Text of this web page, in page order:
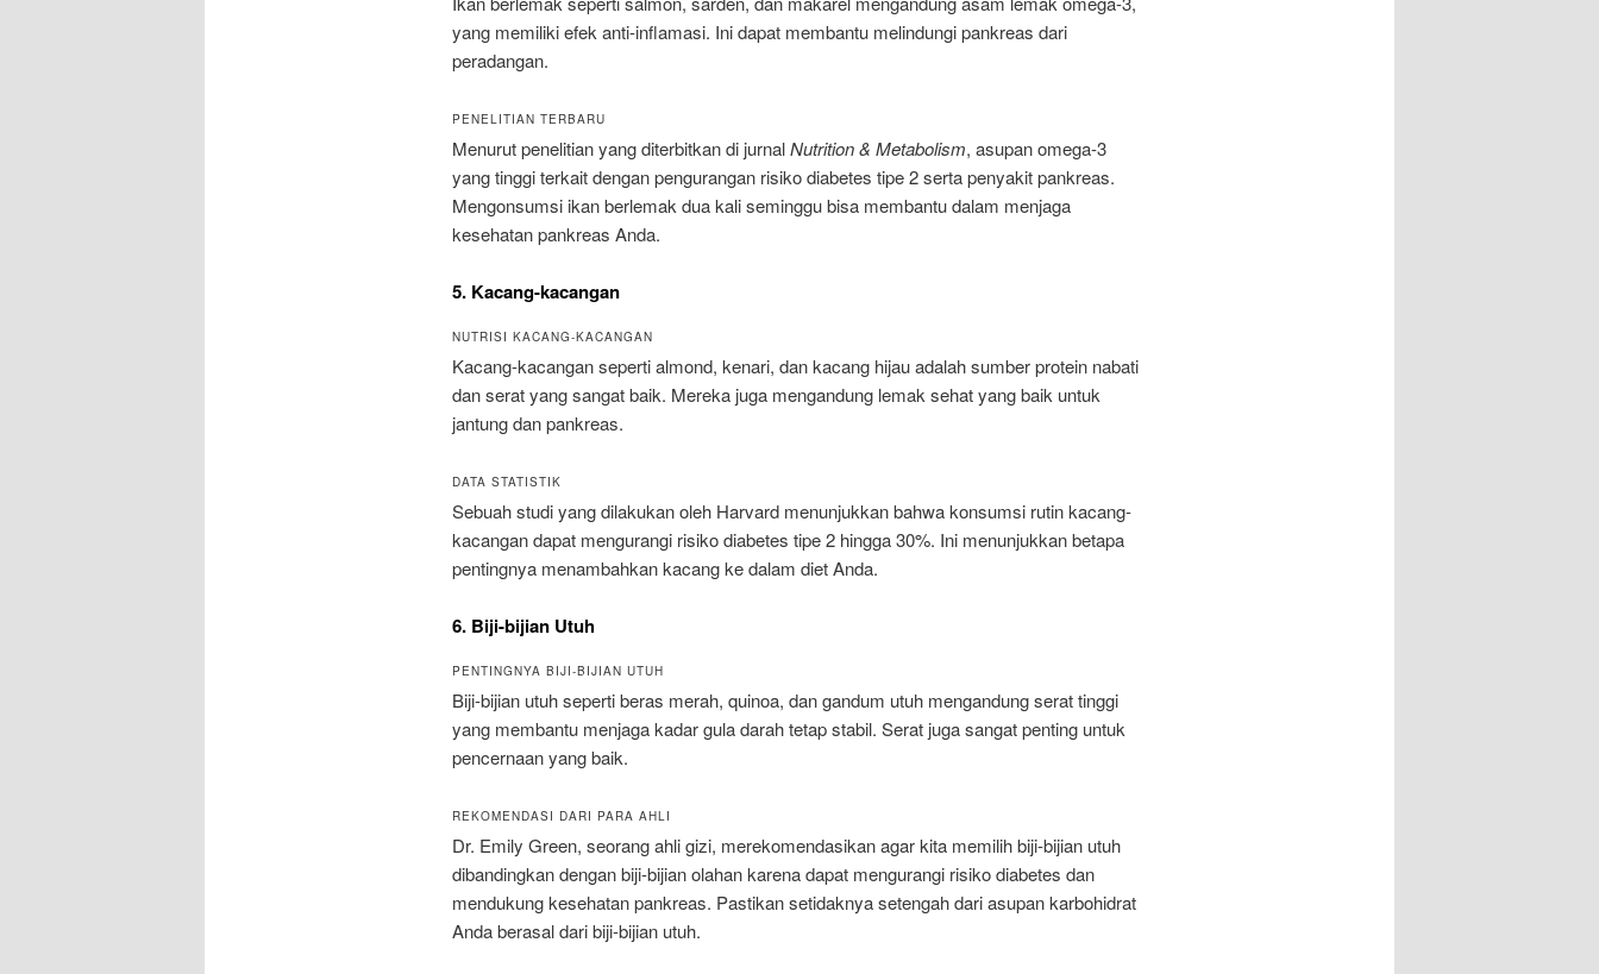
yang memiliki efek anti-inflamasi. Ini dapat membantu melindungi pankreas dari
peradangan.
PENELITIAN TERBARU
Menurut penelitian yang diterbitkan di jurnalNutrition & Metabolism, asupan omega-3
yang tinggi terkait dengan pengurangan risiko diabetes tipe 2 serta penyakit pankreas.
Mengonsumsi ikan berlemak dua kali seminggu bisa membantu dalam menjaga
kesehatan pankreas Anda.
5. Kacang-kacangan
NUTRISI KACANG-KACANGAN
Kacang-kacangan seperti almond, kenari, dan kacang hijau adalah sumber protein nabati
dan serat yang sangat baik. Mereka juga mengandung lemak sehat yang baik untuk
jantung dan pankreas.
DATA STATISTIK
Sebuah studi yang dilakukan oleh Harvard menunjukkan bahwa konsumsi rutin kacang-
kacangan dapat mengurangi risiko diabetes tipe 2 hingga 30%. Ini menunjukkan betapa
pentingnya menambahkan kacang ke dalam diet Anda.
6. Biji-bijian Utuh
PENTINGNYA BIJI-BIJIAN UTUH
Biji-bijian utuh seperti beras merah, quinoa, dan gandum utuh mengandung serat tinggi
yang membantu menjaga kadar gula darah tetap stabil. Serat juga sangat penting untuk
pencernaan yang baik.
REKOMENDASI DARI PARA AHLI
Dr. Emily Green, seorang ahli gizi, merekomendasikan agar kita memilih biji-bijian utuh
dibandingkan dengan biji-bijian olahan karena dapat mengurangi risiko diabetes dan
mendukung kesehatan pankreas. Pastikan setidaknya setengah dari asupan karbohidrat
Anda berasal dari biji-bijian utuh.